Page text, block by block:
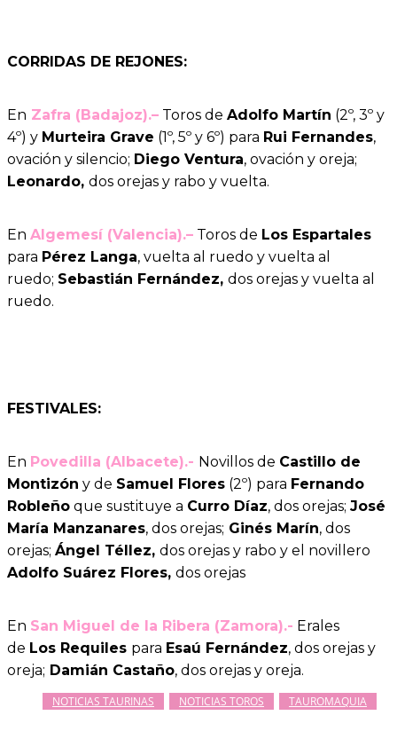
CORRIDAS DE REJONES:
En Zafra (Badajoz).– Toros de Adolfo Martín (2º, 3º y
4º) y Murteira Grave (1º, 5º y 6º) para Rui Fernandes,
ovación y silencio; Diego Ventura, ovación y oreja;
Leonardo, dos orejas y rabo y vuelta.
En Algemesí (Valencia).– Toros de Los Espartales
para Pérez Langa, vuelta al ruedo y vuelta al
ruedo; Sebastián Fernández, dos orejas y vuelta al
ruedo.
FESTIVALES:
En Povedilla (Albacete).- Novillos de Castillo de
Montizón y de Samuel Flores (2º) para Fernando
Robleño que sustituye a Curro Díaz, dos orejas; José
María Manzanares, dos orejas; Ginés Marín, dos
orejas; Ángel Téllez, dos orejas y rabo y el novillero
Adolfo Suárez Flores, dos orejas
En San Miguel de la Ribera (Zamora).- Erales
de Los Requiles para Esaú Fernández, dos orejas y
oreja; Damián Castaño, dos orejas y oreja.
NOTICIAS TAURINAS NOTICIAS TOROS TAUROMAQUIA